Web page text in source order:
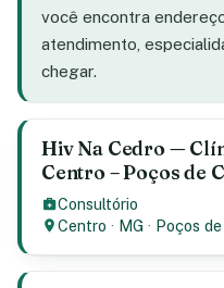
você encontra
atendimento,
chegar.
Hiv Na Cedro —
Centro – Poços de
Consultório
Centro · MG · Poços